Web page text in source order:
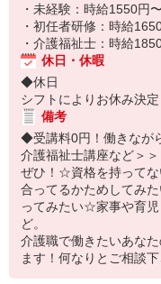
・未経験：時給1550円〜
・初任者研修：時給
・介護福祉士：時給
休日・休暇
◆休日
シフトによりお休み決定
備考
◆受講料0円！働きなが
介護福祉士講座など＞
ぜひ！☆資格を持って
合ってるかためしてみ
ってみたい☆家事や育
ど。
介護職で働きたいあな
ます！何なりとご相談下